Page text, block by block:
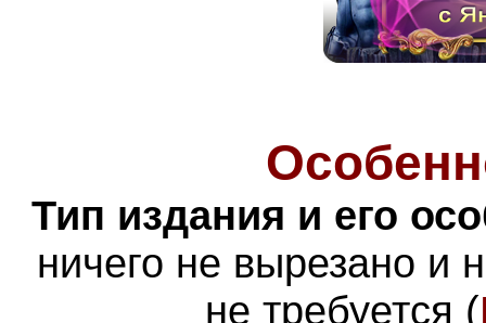
Тип издания и его
ничего не вырезано и
не требуется (